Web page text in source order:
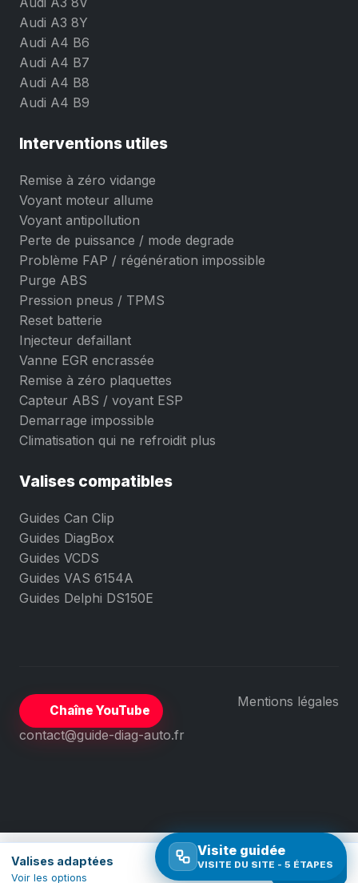
Valises adaptées
Voir les options
Comparer
Audi A3 8Y
Audi A4 B6
Audi A4 B7
Audi A4 B8
Audi A4 B9
Interventions utiles
Remise à zéro vidange
Voyant moteur allume
Voyant antipollution
Perte de puissance / mode degrade
Problème FAP / régénération impossible
Purge ABS
Pression pneus / TPMS
Reset batterie
Injecteur defaillant
Vanne EGR encrassée
Remise à zéro plaquettes
Capteur ABS / voyant ESP
Demarrage impossible
Climatisation qui ne refroidit plus
Valises compatibles
Guides Can Clip
Guides DiagBox
Guides VCDS
Guides VAS 6154A
Guides Delphi DS150E
Chaîne YouTube
Mentions légales
contact@guide-diag-auto.fr
Visite guidée
VISITE DU SITE - 5 ÉTAPES